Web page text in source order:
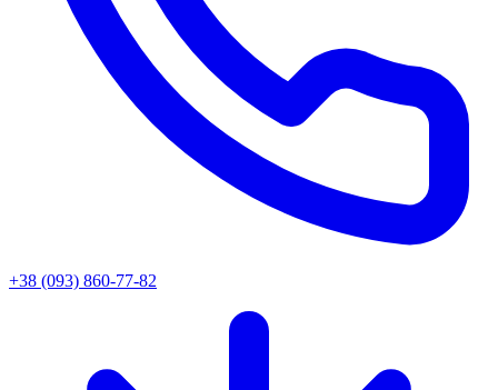
+38 (093) 860-77-82